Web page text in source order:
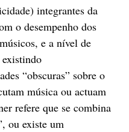
integrantes da
o desempenho dos
e a nível de
existindo
“obscuras” sobre o
música ou actuam
refere que se combina
ou existe um